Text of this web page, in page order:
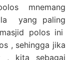
mnemang
yang paling
polos ini
, sehingga jika
, kita sebagai